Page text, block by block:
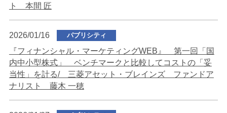
ト 本間 匠
2026/01/16 パブリシティ
『フィナンシャル・マーケティングWEB』 第一回「国
内中小型株式」 ベンチマークと比較してコストの「妥
当性」を計る/ 三菱アセット・ブレインズ ファンドア
ナリスト 藤木 一穂